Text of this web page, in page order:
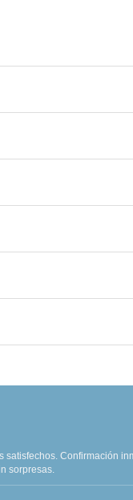
satisfechos. Confirmación
sorpresas.